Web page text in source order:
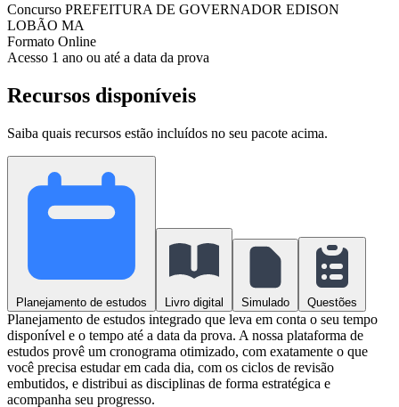
Concurso PREFEITURA DE GOVERNADOR EDISON
LOBÃO MA
Formato Online
Acesso 1 ano ou até a data da prova
Recursos disponíveis
Saiba quais recursos estão incluídos no seu pacote acima.
Planejamento de estudos Livro digital Simulado Questões
Planejamento de estudos integrado que leva em conta o seu tempo
disponível e o tempo até a data da prova. A nossa plataforma de
estudos provê um cronograma otimizado, com exatamente o que
você precisa estudar em cada dia, com os ciclos de revisão
embutidos, e distribui as disciplinas de forma estratégica e
acompanha seu progresso.